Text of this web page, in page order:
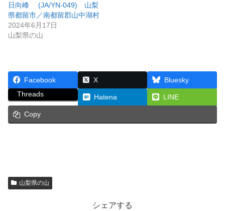
日向峰 (JA/YN-049) 山梨
県都留市／南都留郡山中湖村
2024年6月17日
山梨県の山
Facebook X
Bluesky
Threads
Hatena LINE
Copy
山梨県の山
シェアする